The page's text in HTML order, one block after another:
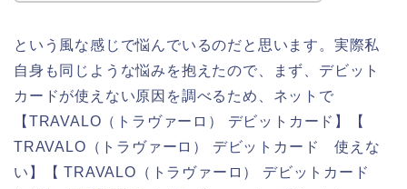
という風な感じで悩んでいるのだと思います。実際私
自身も同じような悩みを抱えたので、まず、デビット
カードが使えない原因を調べるため、ネットで
【TRAVALO（トラヴァーロ） デビットカード】【
TRAVALO（トラヴァーロ） デビットカード 使えな
い】【 TRAVALO（トラヴァーロ） デビットカード